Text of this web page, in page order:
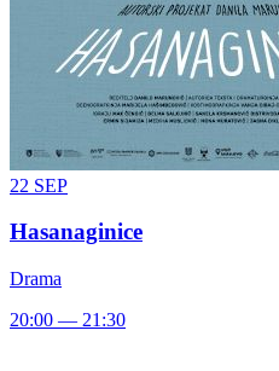
22 SEP
Hasanaginice
Drama
20:00 — 21:30